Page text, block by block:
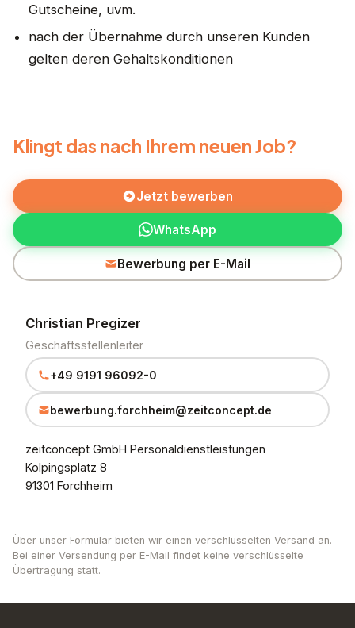
Gutscheine, uvm.
nach der Übernahme durch unseren Kunden
gelten deren Gehaltskonditionen
Klingt das nach Ihrem neuen Job?
Jetzt bewerben
WhatsApp
Bewerbung per E-Mail
Christian Pregizer
Geschäftsstellenleiter
+49 9191 96092-0
bewerbung.forchheim@zeitconcept.de
zeitconcept GmbH Personaldienstleistungen
Kolpingsplatz 8
91301 Forchheim
Über unser Formular bieten wir einen verschlüsselten Versand an.
Bei einer Versendung per E-Mail findet keine verschlüsselte
Übertragung statt.